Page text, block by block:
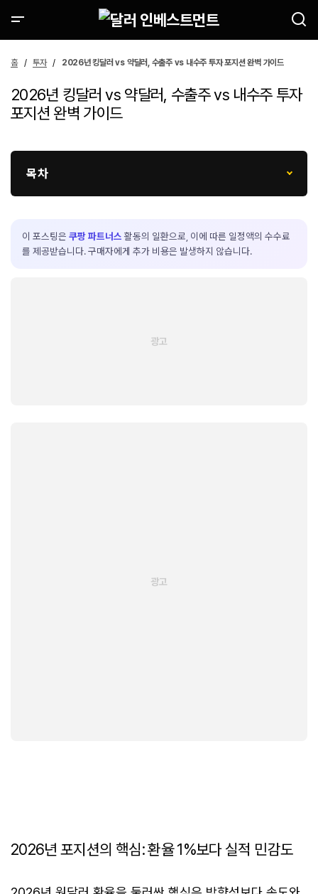
홈 투자 2026년 킹달러 vs 약달러, 수출주 vs 내수주 투자 포지션 완벽 가이드
2026년 킹달러 vs 약달러, 수출주 vs 내수주 투자
포지션 완벽 가이드
목차
이 포스팅은 쿠팡 파트너스 활동의 일환으로, 이에 따른 일정액의 수수료
를 제공받습니다. 구매자에게 추가 비용은 발생하지 않습니다.
2026년 포지션의 핵심: 환율 1%보다 실적 민감도